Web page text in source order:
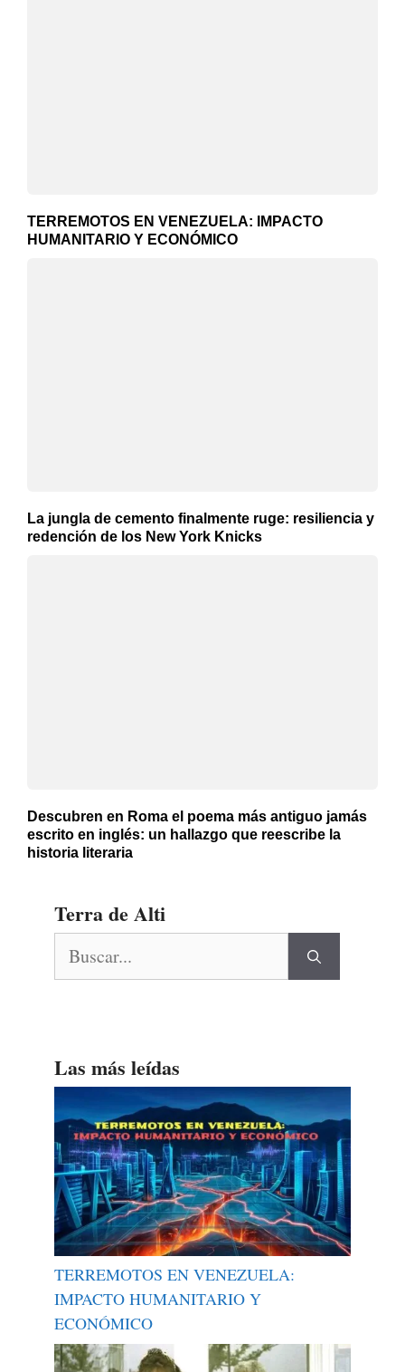
TERREMOTOS EN VENEZUELA: IMPACTO
HUMANITARIO Y ECONÓMICO
La jungla de cemento finalmente ruge: resiliencia y
redención de los New York Knicks
Descubren en Roma el poema más antiguo jamás
escrito en inglés: un hallazgo que reescribe la
historia literaria
Terra de Alti
Las más leídas
TERREMOTOS EN VENEZUELA:
IMPACTO HUMANITARIO Y
ECONÓMICO